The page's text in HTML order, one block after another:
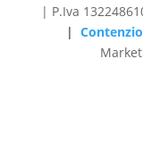
| P.Iva
|